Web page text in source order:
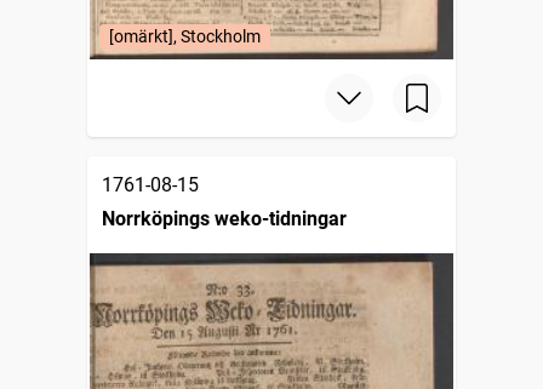
[omärkt], Stockholm
1761-08-15
Norrköpings weko-tidningar